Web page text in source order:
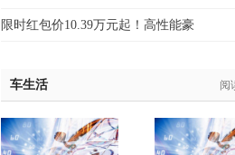
限时红包价10.39万元起！高性能豪
车生活 阅